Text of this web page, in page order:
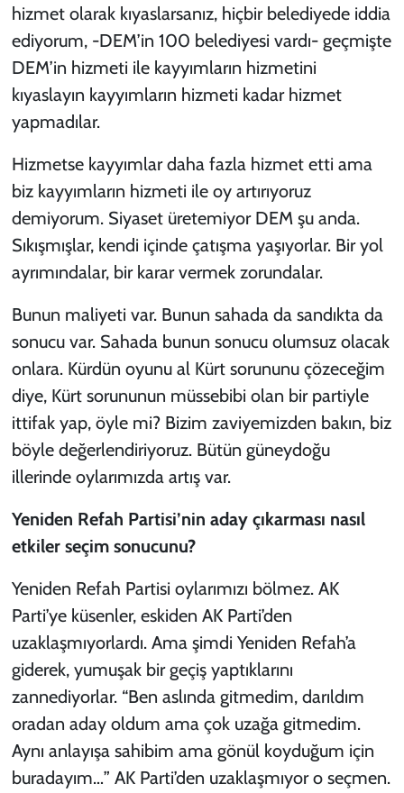
hizmet olarak kıyaslarsanız, hiçbir belediyede iddia
ediyorum, -DEM’in 100 belediyesi vardı- geçmişte
DEM’in hizmeti ile kayyımların hizmetini
kıyaslayın kayyımların hizmeti kadar hizmet
yapmadılar.
Hizmetse kayyımlar daha fazla hizmet etti ama
biz kayyımların hizmeti ile oy artırıyoruz
demiyorum. Siyaset üretemiyor DEM şu anda.
Sıkışmışlar, kendi içinde çatışma yaşıyorlar. Bir yol
ayrımındalar, bir karar vermek zorundalar.
Bunun maliyeti var. Bunun sahada da sandıkta da
sonucu var. Sahada bunun sonucu olumsuz olacak
onlara. Kürdün oyunu al Kürt sorununu çözeceğim
diye, Kürt sorununun müssebibi olan bir partiyle
ittifak yap, öyle mi? Bizim zaviyemizden bakın, biz
böyle değerlendiriyoruz. Bütün güneydoğu
illerinde oylarımızda artış var.
Yeniden Refah Partisi’nin aday çıkarması nasıl
etkiler seçim sonucunu?
Yeniden Refah Partisi oylarımızı bölmez. AK
Parti’ye küsenler, eskiden AK Parti’den
uzaklaşmıyorlardı. Ama şimdi Yeniden Refah’a
giderek, yumuşak bir geçiş yaptıklarını
zannediyorlar. “Ben aslında gitmedim, darıldım
oradan aday oldum ama çok uzağa gitmedim.
Aynı anlayışa sahibim ama gönül koyduğum için
buradayım…” AK Parti’den uzaklaşmıyor o seçmen.